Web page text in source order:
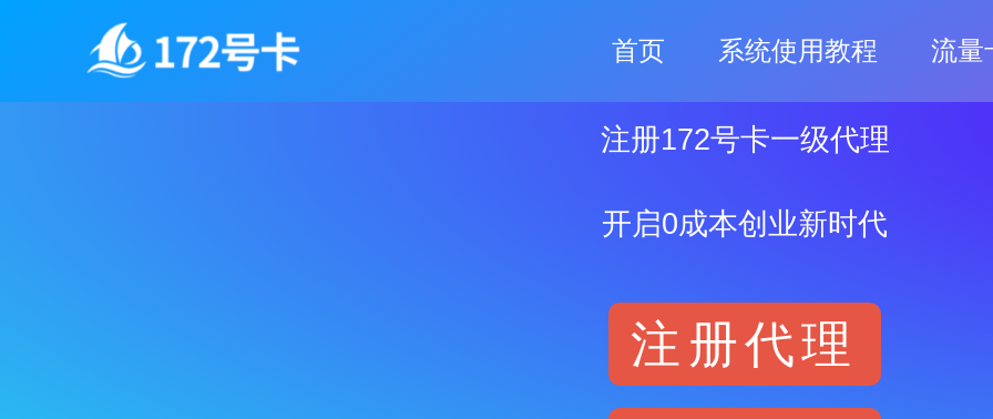
首页 系统使用教程 流量
注册172号卡一级代理
开启0成本创业新时代
注册代理